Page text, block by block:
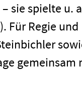
sie spielte u.
Für Regie und
gemeinsam